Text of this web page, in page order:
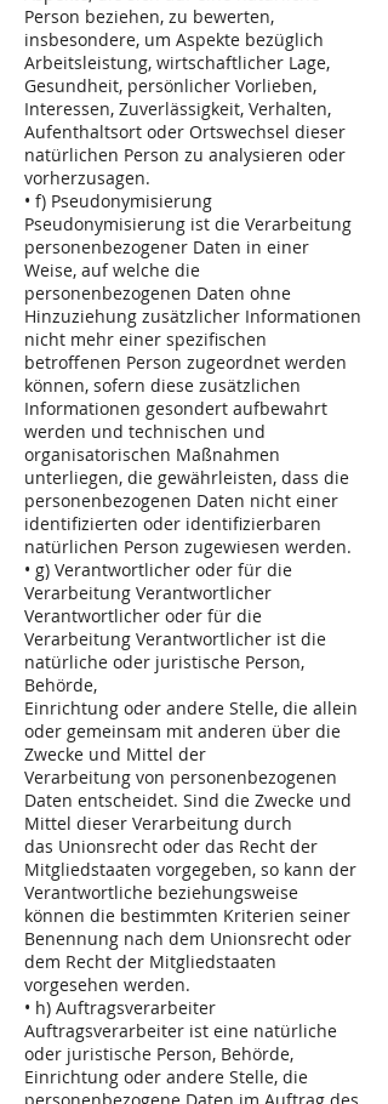
Person beziehen, zu bewerten,
insbesondere, um Aspekte bezüglich
Arbeitsleistung, wirtschaftlicher Lage,
Gesundheit, persönlicher Vorlieben,
Interessen, Zuverlässigkeit, Verhalten,
Aufenthaltsort oder Ortswechsel dieser
natürlichen Person zu analysieren oder
vorherzusagen.
• f) Pseudonymisierung
Pseudonymisierung ist die Verarbeitung
personenbezogener Daten in einer
Weise, auf welche die
personenbezogenen Daten ohne
Hinzuziehung zusätzlicher Informationen
nicht mehr einer spezifischen
betroffenen Person zugeordnet werden
können, sofern diese zusätzlichen
Informationen gesondert aufbewahrt
werden und technischen und
organisatorischen Maßnahmen
unterliegen, die gewährleisten, dass die
personenbezogenen Daten nicht einer
identifizierten oder identifizierbaren
natürlichen Person zugewiesen werden.
• g) Verantwortlicher oder für die
Verarbeitung Verantwortlicher
Verantwortlicher oder für die
Verarbeitung Verantwortlicher ist die
natürliche oder juristische Person,
Behörde,
Einrichtung oder andere Stelle, die allein
oder gemeinsam mit anderen über die
Zwecke und Mittel der
Verarbeitung von personenbezogenen
Daten entscheidet. Sind die Zwecke und
Mittel dieser Verarbeitung durch
das Unionsrecht oder das Recht der
Mitgliedstaaten vorgegeben, so kann der
Verantwortliche beziehungsweise
können die bestimmten Kriterien seiner
Benennung nach dem Unionsrecht oder
dem Recht der Mitgliedstaaten
vorgesehen werden.
• h) Auftragsverarbeiter
Auftragsverarbeiter ist eine natürliche
oder juristische Person, Behörde,
Einrichtung oder andere Stelle, die